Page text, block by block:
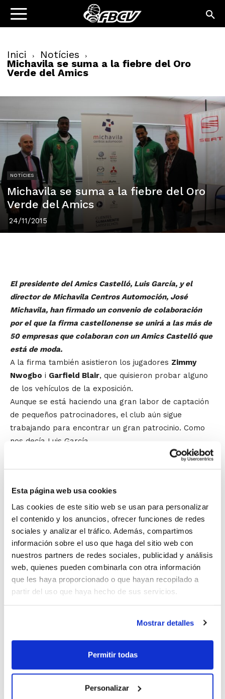
Esta página web usa cookies
Las cookies de este sitio web se usan para personalizar
el contenido y los anuncios, ofrecer funciones de redes
sociales y analizar el tráfico. Además, compartimos
información sobre el uso que haga del sitio web con
nuestros partners de redes sociales, publicidad y análisis
web, quienes pueden combinarla con otra información
que les haya proporcionado o que hayan recopilado a
partir del uso que haya hecho de sus servicios.
Mostrar detalles
Permitir todas
Personalizar
Inici Notícies
Michavila se suma a la fiebre del Oro
Verde del Amics
NOTÍCIES
Michavila se suma a la fiebre del Oro
Verde del Amics
24/11/2015
El presidente del Amics Castelló, Luis García, y el
director de Michavila Centros Automoción, José
Michavila, han firmado un convenio de colaboración
por el que la firma castellonense se unirá a las más de
50 empresas que colaboran con un Amics Castelló que
está de moda.
A la firma también asistieron los jugadores Zimmy
Nwogbo i Garfield Blair, que quisieron probar alguno
de los vehículos de la exposición.
Aunque se está haciendo una gran labor de captación
de pequeños patrocinadores, el club aún sigue
trabajando para encontrar un gran patrocinio. Como
nos decía Luis García,
“estamos muy contentos con las pymes y pequeñas
consolide, pero necesitamos también el apoyo de las
grandes empresas, que estamos seguros que llegará”
Y es que el club castellonense no sólo está haciendo
una gran campaña deportiva sino que además
mediáticamente está teniendo una gran repercusión. Si
sumamos los medios escritos locales, los medios
escritos nacionales, radios, las redes sociales, los
llega cada día a más de cien mil
buen compañero de viaje, además de aunarse a los
valores que un deporte de equipo como el baloncesto